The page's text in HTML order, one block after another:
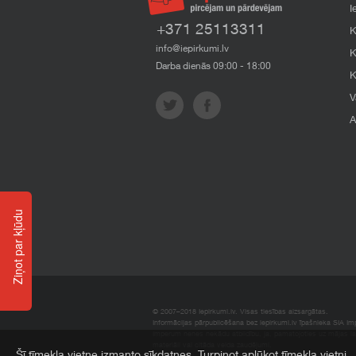
+371 25113311
info@iepirkumi.lv
Darba dienās 09:00 - 18:00
© 2007–2018 Iepirkumi.lv. Visas tiesības aizsargātas.
Informācijas pārpublicēšana bez iepirkumi.lv īpašnieka SIA
Ziņot par kļūdu